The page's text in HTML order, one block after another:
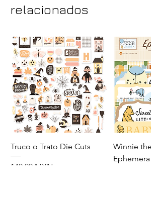
relacionados
Truco o Trato Die Cuts
Precio
140,00 MXN
Winnie the
Ephemera